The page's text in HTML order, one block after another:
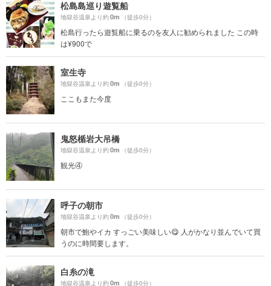
松島島巡り遊覧船
地獄谷温泉より約0m （徒歩0分）
松島行ったら遊覧船に乗るのを友人に勧められました この時
は¥900で
室生寺
地獄谷温泉より約0m （徒歩0分）
ここもまた今度
鬼怒楯岩大吊橋
地獄谷温泉より約0m （徒歩0分）
観光④
呼子の朝市
地獄谷温泉より約0m （徒歩0分）
朝市で鮑やイカ すっごい美味しい😋 人がかなり並んでいて買
うのに時間要します。
白糸の滝
地獄谷温泉より約0m （徒歩0分）